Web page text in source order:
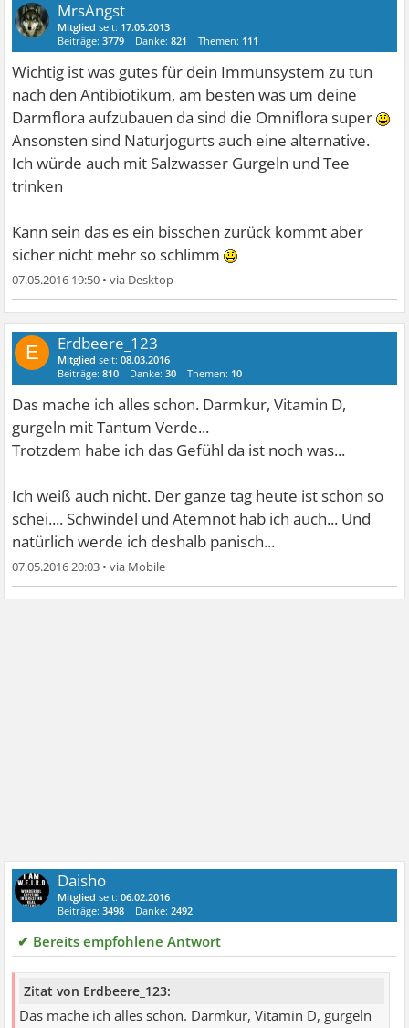
MrsAngst
Mitglied seit: 17.05.2013
Beiträge:3779 Danke:821 Themen: 111
Wichtig ist was gutes für dein Immunsystem zu tun
nach den Antibiotikum, am besten was um deine
Darmflora aufzubauen da sind die Omniflora super
Ansonsten sind Naturjogurts auch eine alternative.
Ich würde auch mit Salzwasser Gurgeln und Tee
trinken
Kann sein das es ein bisschen zurück kommt aber
sicher nicht mehr so schlimm
07.05.2016 19:50 •
E Erdbeere_123
Mitglied seit:08.03.2016
Beiträge:810 Danke:30 Themen: 10
Das mache ich alles schon. Darmkur, Vitamin D,
gurgeln mit Tantum Verde...
Trotzdem habe ich das Gefühl da ist noch was...
Ich weiß auch nicht. Der ganze tag heute ist schon so
schei.... Schwindel und Atemnot hab ich auch... Und
natürlich werde ich deshalb panisch...
07.05.2016 20:03 •
Daisho
Mitglied seit:06.02.2016
Beiträge:3498 Danke:2492
✔ Bereits empfohlene Antwort
Zitat von Erdbeere_123:
Das mache ich alles schon. Darmkur, Vitamin D, gurgeln